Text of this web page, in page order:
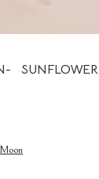
SUNFLOWER